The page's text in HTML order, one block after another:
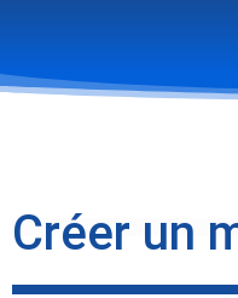
Créer un